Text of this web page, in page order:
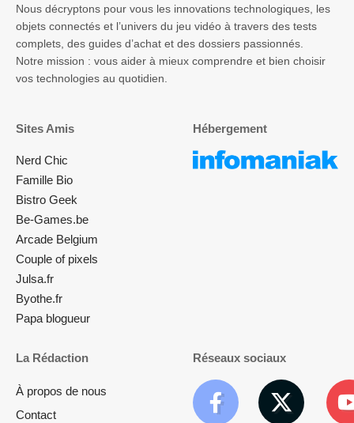
Nous décryptons pour vous les innovations technologiques, les
objets connectés et l’univers du jeu vidéo à travers des tests
complets, des guides d’achat et des dossiers passionnés.
Notre mission : vous aider à mieux comprendre et bien choisir
vos technologies au quotidien.
Sites Amis
Nerd Chic
Famille Bio
Bistro Geek
Be-Games.be
Arcade Belgium
Couple of pixels
Julsa.fr
Byothe.fr
Papa blogueur
Hébergement
La Rédaction
À propos de nous
Contact
Réseaux sociaux